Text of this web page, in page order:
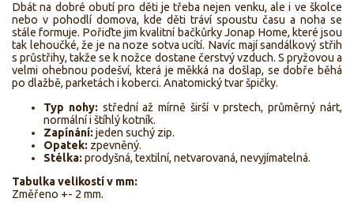
Dbát na dobré obutí pro děti je třeba nejen venku, ale i ve školce
nebo v pohodlí domova, kde děti tráví spoustu času a noha se
stále formuje. Pořiďte jim kvalitní bačkůrky Jonap Home, které jsou
tak lehoučké, že je na noze sotva ucítí. Navíc mají sandálkový střih
s průstřihy, takže se k nožce dostane čerstvý vzduch. S pryžovou a
velmi ohebnou podešví, která je měkká na došlap, se dobře běhá
po dlažbě, parketách i koberci. Anatomický tvar špičky.
Typ nohy:střední až mírně širší v prstech, průměrný nárt,
normální i štíhlý kotník.
Zapínání:jeden suchý zip.
Opatek: zpevněný.
Stélka:prodyšná, textilní, netvarovaná, nevyjímatelná.
Tabulka velikostí v mm:
Změřeno +- 2 mm.